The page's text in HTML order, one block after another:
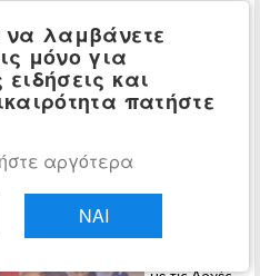
στο Ναγκόρνο
αυτονομιστές
13:20 -
να λαμβάνετε
μόνο για
και
πατήστε
αργότερα
ΝΑΙ